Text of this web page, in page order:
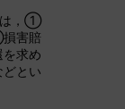
は，①
害賠
求め
とい